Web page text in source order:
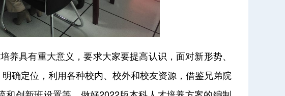
具有重大意义，要求大家要提高认识，面对新形势、
确定位，利用各种校内、校外和校友资源，借鉴兄弟院